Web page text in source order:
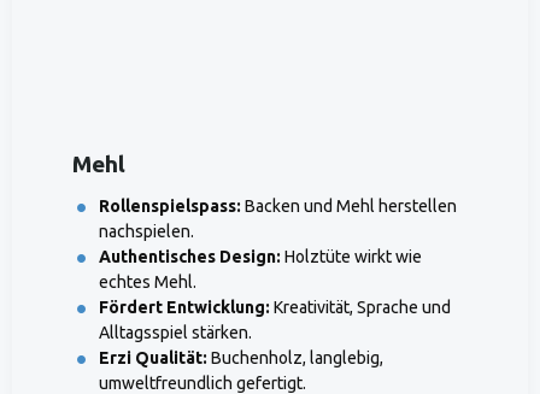
Mehl
Rollenspielspass: Backen und Mehl herstellen
nachspielen.
Authentisches Design: Holztüte wirkt wie
echtes Mehl.
Fördert Entwicklung: Kreativität, Sprache und
Alltagsspiel stärken.
Erzi Qualität: Buchenholz, langlebig,
umweltfreundlich gefertigt.